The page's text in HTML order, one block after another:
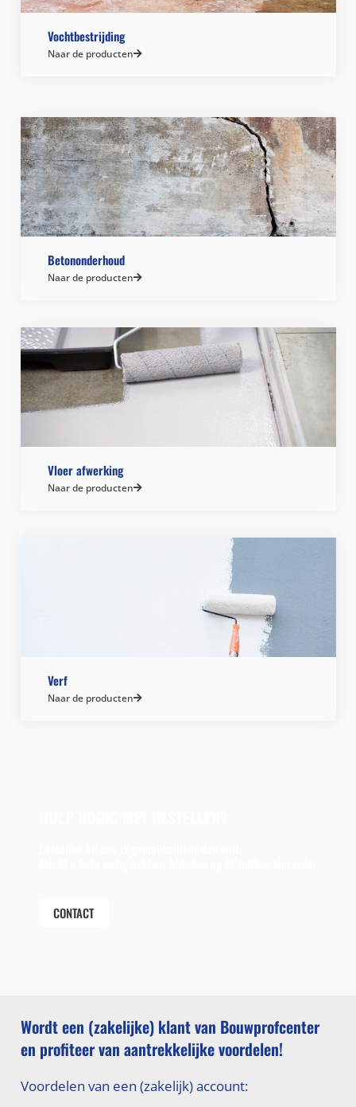
Vochtbestrijding
Naar de producten
Betononderhoud
Naar de producten
Vloer afwerking
Naar de producten
Verf
Naar de producten
CONTACT
Wordt een (zakelijke) klant van Bouwprofcenter
en profiteer van aantrekkelijke voordelen!
Voordelen van een (zakelijk) account: